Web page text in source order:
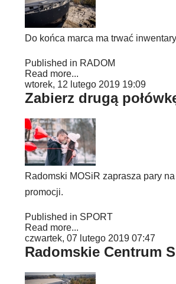
Do końca marca ma trwać
Published in RADOM
Read more...
wtorek, 12 lutego 2019 19:09
Zabierz drugą
Radomski MOSiR zaprasza pary
promocji.
Published in SPORT
Read more...
czwartek, 07 lutego 2019 07:47
Radomskie Centrum